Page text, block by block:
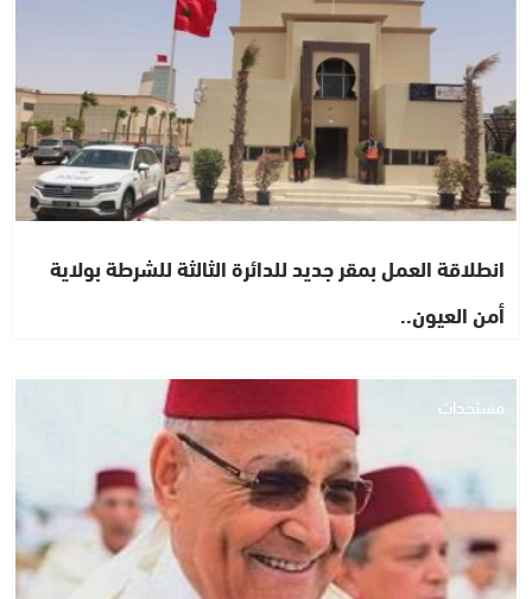
انطلاقة العمل بمقر جديد للدائرة الثالثة للشرطة بولاية
أمن العيون..
مستجدات